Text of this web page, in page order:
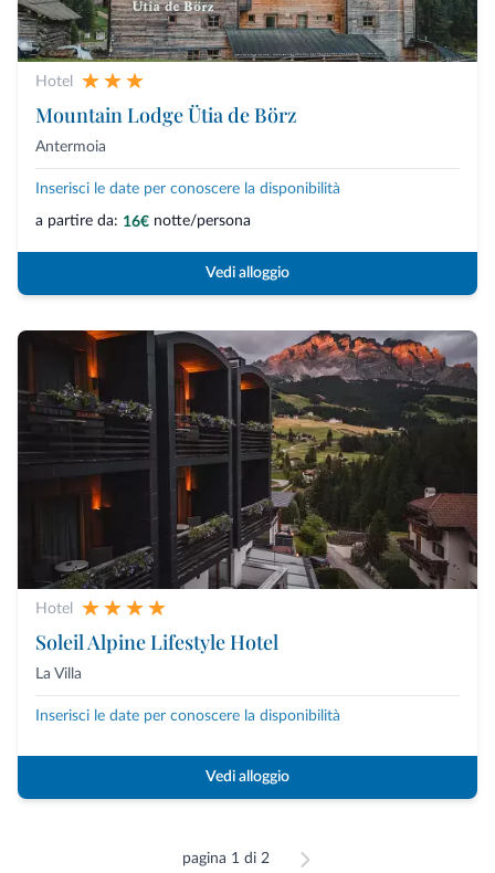
Hotel
Mountain Lodge Ütia de Börz
Antermoia
Inserisci le date per conoscere la disponibilità
a partire da: 16€ notte/persona
Vedi alloggio
Hotel
Soleil Alpine Lifestyle Hotel
La Villa
Inserisci le date per conoscere la disponibilità
Vedi alloggio
pagina 1 di 2